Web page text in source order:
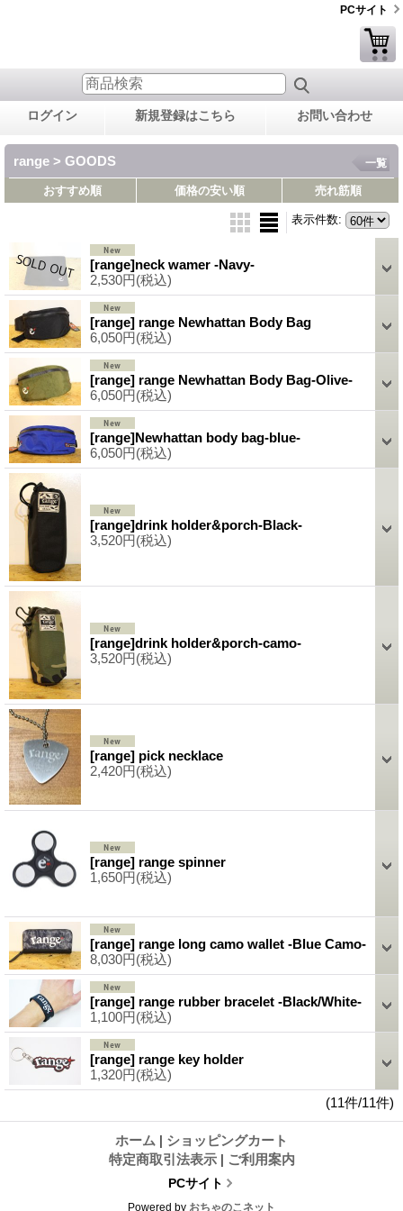
PCサイト
ログイン 新規登録はこちら お問い合わせ
range > GOODS 一覧
おすすめ順 価格の安い順 売れ筋順
表示件数:
[range]neck wamer -Navy-
2,530円(税込)
[range] range Newhattan Body Bag
6,050円(税込)
[range] range Newhattan Body Bag-Olive-
6,050円(税込)
[range]Newhattan body bag-blue-
6,050円(税込)
[range]drink holder&porch-Black-
3,520円(税込)
[range]drink holder&porch-camo-
3,520円(税込)
[range] pick necklace
2,420円(税込)
[range] range spinner
1,650円(税込)
[range] range long camo wallet -Blue Camo-
8,030円(税込)
[range] range rubber bracelet -Black/White-
1,100円(税込)
[range] range key holder
1,320円(税込)
(11件/11件)
ホーム | ショッピングカート
特定商取引法表示 | ご利用案内
PCサイト
Powered by おちゃのこネット